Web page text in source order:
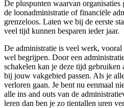
De pluspunten waarvan organisaties
de loonadministratie of financiële
grenzeloos. Laten we bij de eerste
veel tijd kunnen besparen ieder jaar.
De administratie is veel werk,
wel begrijpen. Door een
schakelen kan je deze tijd gebruiken
bij jouw vakgebied passen. Als je
verloren gaan. Je bent nu eenmaal
alle ins and outs van de
leren dan ben je zo tientallen uren